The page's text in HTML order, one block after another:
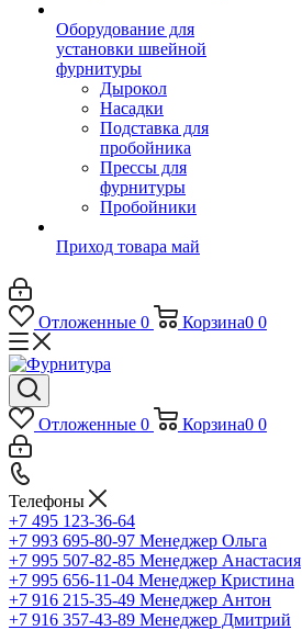
Оборудование для
установки швейной
фурнитуры
Дырокол
Насадки
Подставка для
пробойника
Прессы для
фурнитуры
Пробойники
Приход товара май
Отложенные 0 Корзина0 0
Отложенные 0 Корзина0 0
Телефоны
+7 495 123-36-64
+7 993 695-80-97 Менеджер Ольга
+7 995 507-82-85 Менеджер Анастасия
+7 995 656-11-04 Менеджер Кристина
+7 916 215-35-49 Менеджер Антон
+7 916 357-43-89 Менеджер Дмитрий